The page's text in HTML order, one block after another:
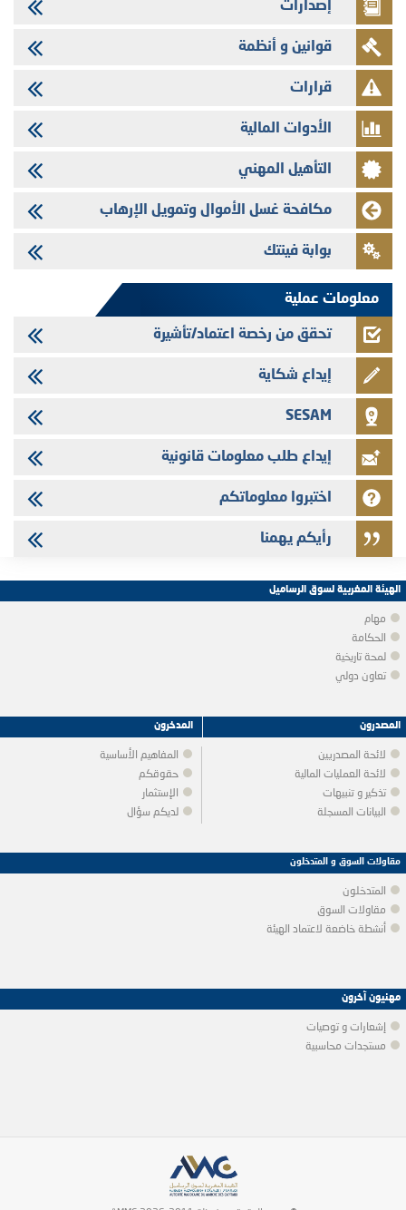
29/07/2026
وفابايل - التحيين السنوي لملف المعلومات المتعلق ببرنامج إصدار سندات
شركات التمويل
29/07/2026
تهنئة بمناسبة عيد العرش المجيد
29/07/2026
تنشر الهيئة المغربية لسوق الرساميل العدد الرابع عشر من مجلة سوق الرساميل
28/07/2026
Med Paper - تجاوز حد المساهمة 5%
24/07/2026
Saham Leasing - التحيين السنوي لملف المعلومات المتعلق ببرنامج إصدار
إصدارات
قوانين و أنظمة
قرارات
الأدوات المالية
التأهيل المهني
مكافحة غسل الأموال وتمويل الإرهاب
بوابة فينتك
معلومات عملية
تحقق من رخصة اعتماد/تأشيرة
إيداع شكاية
SESAM
إيداع طلب معلومات قانونية
اختبروا معلوماتكم
رأيكم يهمنا
الهيئة المغربية لسوق الرساميل
مهام
الحكامة
لمحة تاريخية
تعاون دولي
المدخرون
المفاهيم الأساسية
حقوقكم
الإستثمار
لديكم سؤال
المصدرون
لائحة المصدريين
لائحة العمليات المالية
تذكير و تنبيهات
البيانات المسجلة
مقاولات السوق و المتدخلون
المتدخلون
مقاولات السوق
أنشطة خاضعة لاعتماد الهيئة
مهنيون آخرون
إشعارات و توصيات
مستجدات محاسبية